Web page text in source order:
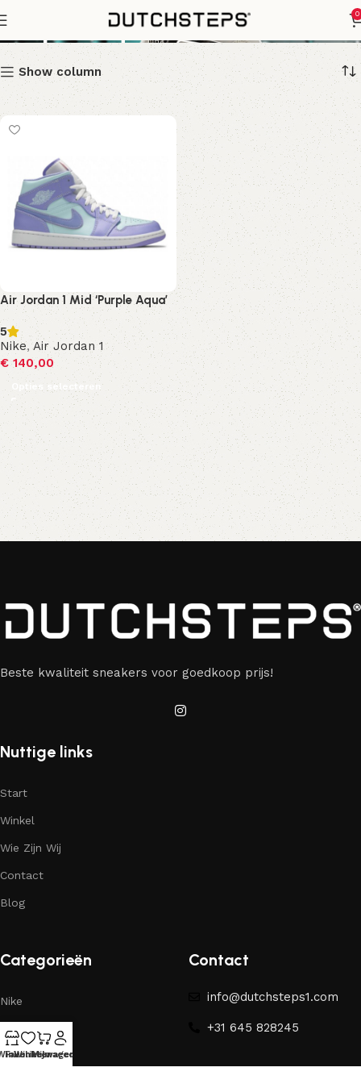
0
Purple Aqua
Show column
Air Jordan 1 Mid ‘Purple Aqua’
5
Nike,Air Jordan 1
€140,00
Opties selecteren
Beste kwaliteit sneakers voor goedkoop prijs!
Nuttige links
Start
Winkel
Wie Zijn Wij
Contact
Blog
Categorieën
Nike
Yeezy
Contact
info@dutchsteps1.com
+31 645 828245
Favorieten
Winkelwagen
Mijn account